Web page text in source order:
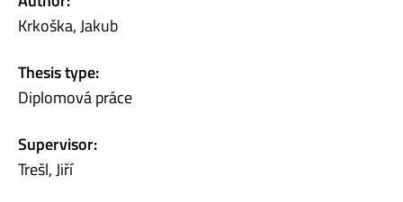
Krkoška, Jakub
Thesis type:
Diplomová práce
Supervisor:
Trešl, Jiří